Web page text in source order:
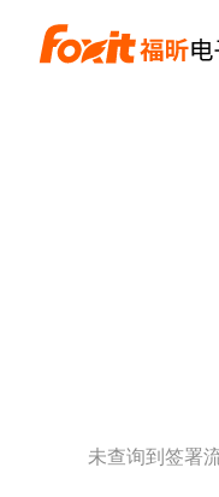
未查询到签署